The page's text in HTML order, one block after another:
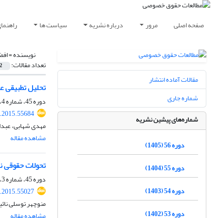
صفحه اصلی مرور درباره نشریه سیاست ها
نویسنده =
تعداد مقالات: 2
تحلیل تطبیقی
دوره 45، شماره 4، زمستان 1394، صفحه
مهدی شهابی،
مشاهده مقاله
تحولات حقوقی
دوره 45، شماره 3، پاییز 1394، صفحه
منوچهر توسلی
مقالات آماده انتشار
شماره جاری
شماره‌های پیشین نشریه
دوره 56 (1405)
دوره 55 (1404)
دوره 54 (1403)
دوره 53 (1402)